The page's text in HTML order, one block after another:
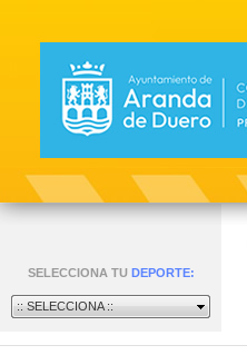
SELECCIONA TU DEPORTE:
:: SELECCIONA ::